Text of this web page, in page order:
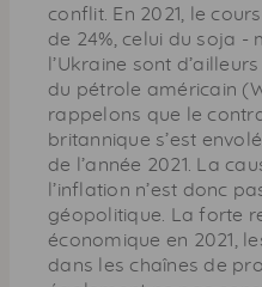
conflit. En 2021, le
de 24%, celui du soja -
l’Ukraine sont
du pétrole américain (
rappelons que le
britannique s’est
de l’année 2021. La
l’inflation n’est donc
géopolitique. La forte
économique en 2021,
dans les chaînes de